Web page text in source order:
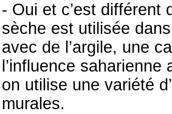
- Oui et c’est différent
sèche est utilisée
avec de l’argile, une
l’influence
on utilise une variété
murales.